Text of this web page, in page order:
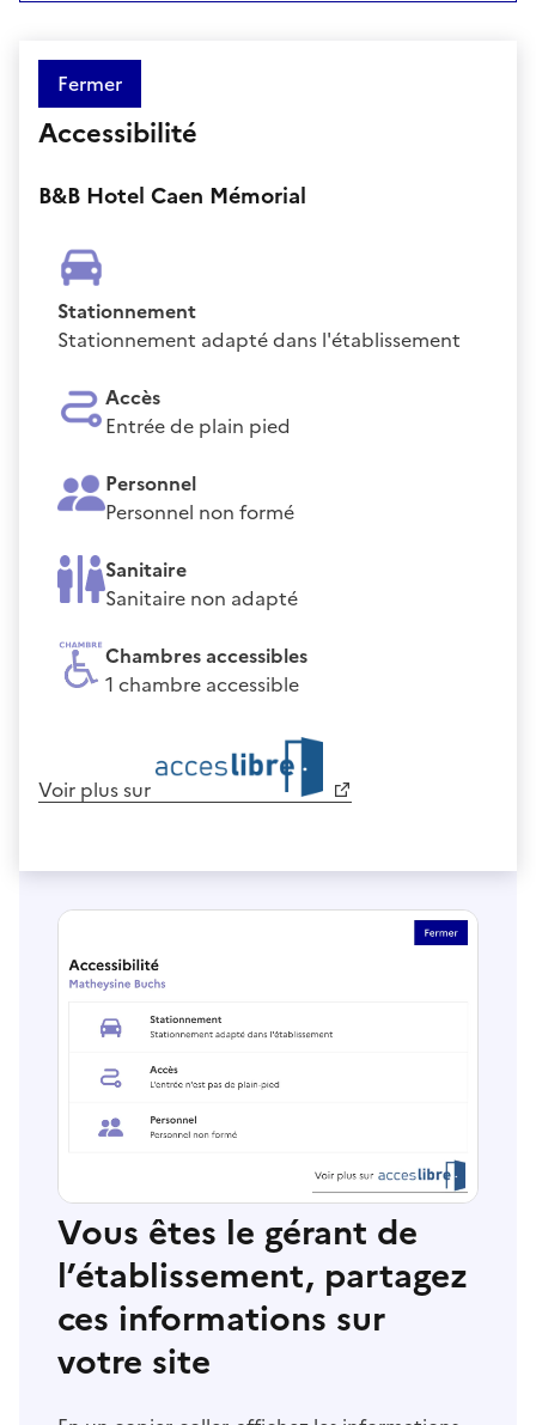
Fermer
Accessibilité
B&B Hotel Caen Mémorial
Stationnement
Stationnement adapté dans l'établissement
Accès
Entrée de plain pied
Personnel
Personnel non formé
Sanitaire
Sanitaire non adapté
Chambres accessibles
1 chambre accessible
Voir plus sur
Vous êtes le gérant de
l’établissement, partagez
ces informations sur
votre site